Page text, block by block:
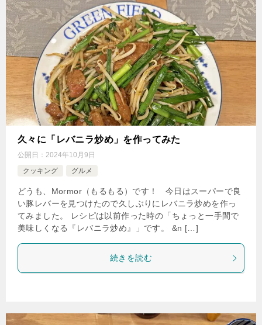
久々に「レバニラ炒め」を作ってみた
公開日： 2024年10月9日
クッキング
グルメ
どうも、Mormor（もるもる）です！ 今日はスーパーで良
い豚レバーを見つけたので久しぶりにレバニラ炒めを作っ
てみました。 レシピは以前作った時の「ちょっと一手間で
美味しくなる『レバニラ炒め』」です。 &n […]
続きを読む